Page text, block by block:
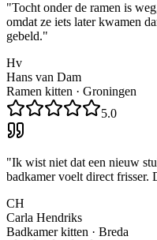
"Tocht onder de ramen is
omdat ze iets later kwamen
gebeld."
Hv
Hans van Dam
Ramen kitten · Groningen
5.0
"Ik wist niet dat een nieuw
badkamer voelt direct frisser.
CH
Carla Hendriks
Badkamer kitten · Breda